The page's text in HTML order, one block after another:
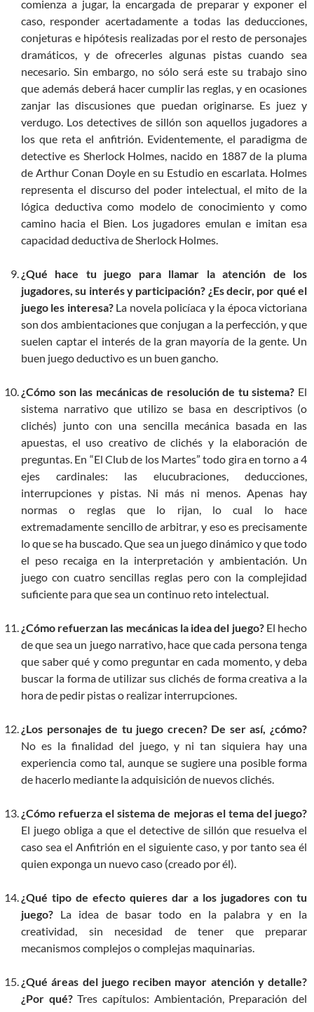
comienza a jugar, la encargada de preparar y exponer el
caso, responder acertadamente a todas las deducciones,
conjeturas e hipótesis realizadas por el resto de personajes
dramáticos, y de ofrecerles algunas pistas cuando sea
necesario. Sin embargo, no sólo será este su trabajo sino
que además deberá hacer cumplir las reglas, y en ocasiones
zanjar las discusiones que puedan originarse. Es juez y
verdugo. Los detectives de sillón son aquellos jugadores a
los que reta el anfitrión. Evidentemente, el paradigma de
detective es Sherlock Holmes, nacido en 1887 de la pluma
de Arthur Conan Doyle en su Estudio en escarlata. Holmes
representa el discurso del poder intelectual, el mito de la
lógica deductiva como modelo de conocimiento y como
camino hacia el Bien. Los jugadores emulan e imitan esa
capacidad deductiva de Sherlock Holmes.
¿Qué hace tu juego para llamar la atención de los
jugadores, su interés y participación? ¿Es decir, por qué el
juego les interesa?La novela policíaca y la época victoriana
son dos ambientaciones que conjugan a la perfección, y que
suelen captar el interés de la gran mayoría de la gente. Un
buen juego deductivo es un buen gancho.
¿Cómo son las mecánicas de resolución de tu sistema? El
sistema narrativo que utilizo se basa en descriptivos (o
clichés) junto con una sencilla mecánica basada en las
apuestas, el uso creativo de clichés y la elaboración de
preguntas. En “El Club de los Martes” todo gira en torno a 4
ejes cardinales: las elucubraciones, deducciones,
interrupciones y pistas. Ni más ni menos. Apenas hay
normas o reglas que lo rijan, lo cual lo hace
extremadamente sencillo de arbitrar, y eso es precisamente
lo que se ha buscado. Que sea un juego dinámico y que todo
el peso recaiga en la interpretación y ambientación. Un
juego con cuatro sencillas reglas pero con la complejidad
suficiente para que sea un continuo reto intelectual.
¿Cómo refuerzan las mecánicas la idea del juego?El hecho
de que sea un juego narrativo, hace que cada persona tenga
que saber qué y como preguntar en cada momento, y deba
buscar la forma de utilizar sus clichés de forma creativa a la
hora de pedir pistas o realizar interrupciones.
¿Los personajes de tu juego crecen? De ser así, ¿cómo?
No es la finalidad del juego, y ni tan siquiera hay una
experiencia como tal, aunque se sugiere una posible forma
de hacerlo mediante la adquisición de nuevos clichés.
¿Cómo refuerza el sistema de mejoras el tema del juego?
El juego obliga a que el detective de sillón que resuelva el
caso sea el Anfitrión en el siguiente caso, y por tanto sea él
quien exponga un nuevo caso (creado por él).
¿Qué tipo de efecto quieres dar a los jugadores con tu
juego? La idea de basar todo en la palabra y en la
creatividad, sin necesidad de tener que preparar
mecanismos complejos o complejas maquinarias.
¿Qué áreas del juego reciben mayor atención y detalle?
¿Por qué?Tres capítulos: Ambientación, Preparación del